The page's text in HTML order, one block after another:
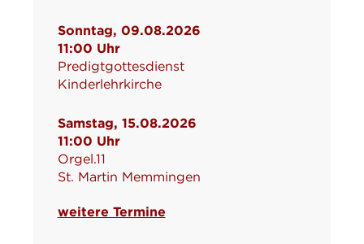
Sonntag, 09.08.2026
11:00 Uhr
Predigtgottesdienst
Kinderlehrkirche
Samstag, 15.08.2026
11:00 Uhr
Orgel.11
St. Martin Memmingen
weitere Termine